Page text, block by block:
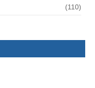
(110)